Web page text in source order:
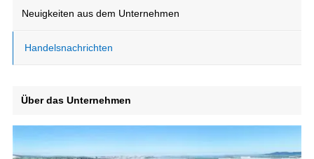
Neuigkeiten aus dem Unternehmen
Handelsnachrichten
Über das Unternehmen